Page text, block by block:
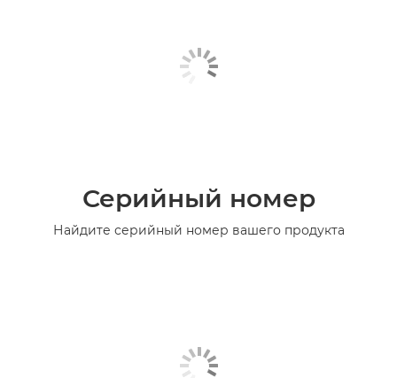
Серийный номер
Найдите серийный номер вашего продукта